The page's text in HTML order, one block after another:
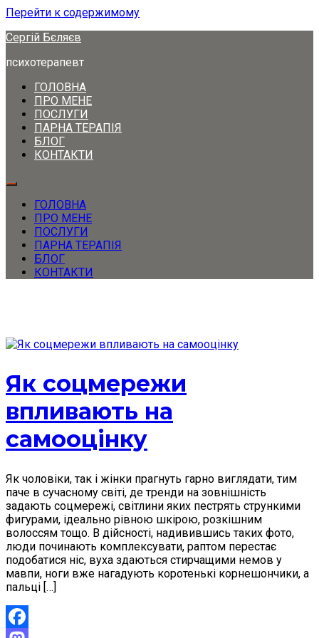
Перейти к содержимому
Сергій Бєляєв
психотерапевт
ГОЛОВНА
ПРО МЕНЕ
ПОСЛУГИ
ПАРНА ТЕРАПІЯ
БЛОГ
КОНТАКТИ
ГОЛОВНА
ПРО МЕНЕ
ПОСЛУГИ
ПАРНА ТЕРАПІЯ
БЛОГ
КОНТАКТИ
Як соцмережи
впливають на
самооцінку
Як чоловіки, так і жінки прагнуть гарно виглядати, тим
паче в сучасному світі, де тренди на зовнішність
задають соцмережі, світлини яких пестрять стрункими
фигурами, ідеально рівною шкірою, розкішним
волоссям тощо. В дійсності, надивившись таких фото,
люди починають комплексувати, раптом перестає
подобатися ніс, вуха здаються стирчащими немов у
мавпи, ноги вже нагадують коротенькі корнешончики, а
пальці […]